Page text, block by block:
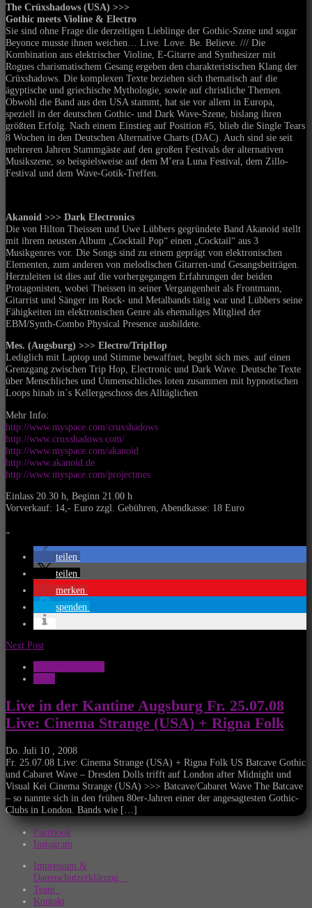
The Crüxshadows (USA) >>>
Gothic meets Violine & Electro
Sie sind ohne Frage die derzeitigen Lieblinge der Gothic-Szene und sogar
Beyonce musste ihnen weichen… Live. Love. Be. Believe. /// Die
Kombination aus elektrischer Violine, E-Gitarre and Synthesizer mit
Rogues charismatischem Gesang ergeben den charakteristischen Klang der
Crüxshadows. Die komplexen Texte beziehen sich thematisch auf die
ägyptische und griechische Mythologie, sowie auf christliche Themen.
Obwohl die Band aus den USA stammt, hat sie vor allem in Europa,
speziell in der deutschen Gothic- und Dark Wave-Szene, bislang ihren
größten Erfolg. Nach einem Einstieg auf Position #5, blieb die Single Tears
8 Wochen in den Deutschen Alternative Charts (DAC). Auch sind sie seit
mehreren Jahren Stammgäste auf den großen Festivals der alternativen
Musikszene, so beispielsweise auf dem M’era Luna Festival, dem Zillo-
Festival und dem Wave-Gotik-Treffen.
Akanoid >>> Dark Electronics
Die von Hilton Theissen und Uwe Lübbers gegründete Band Akanoid stellt
mit ihrem neusten Album „Cocktail Pop“ einen „Cocktail“ aus 3
Musikgenres vor. Die Songs sind zu einem geprägt von elektronischen
Elementen, zum anderen von melodischen Gitarren-und Gesangsbeiträgen.
Herzuleiten ist dies auf die vorhergegangen Erfahrungen der beiden
Protagonisten, wobei Theissen in seiner Vergangenheit als Frontmann,
Gitarrist und Sänger im Rock- und Metalbands tätig war und Lübbers seine
Fähigkeiten im elektronischen Genre als ehemaliges Mitglied der
EBM/Synth-Combo Physical Presence ausbildete.
Mes. (Augsburg) >>> Electro/TripHop
Lediglich mit Laptop und Stimme bewaffnet, begibt sich mes. auf einen
Grenzgang zwischen Trip Hop, Electronic und Dark Wave. Deutsche Texte
über Menschliches und Unmenschliches loten zusammen mit hypnotischen
Loops hinab in`s Kellergeschoss des Alltäglichen
Mehr Info:
http://www.myspace.com/cruxshadows
http://www.cruxshadows.com/
http://www.myspace.com/akanoid
http://www.akanoid.de
http://www.myspace.com/projectmes
Einlass 20.30 h, Beginn 21.00 h
Vorverkauf: 14,- Euro zzgl. Gebühren, Abendkasse: 18 Euro
„
teilen
teilen
merken
spenden
Next Post
Live in der Kantine Augsburg Fr. 25.07.08
Live: Cinema Strange (USA) + Rigna Folk
Do. Juli 10 , 2008
Fr. 25.07.08 Live: Cinema Strange (USA) + Rigna Folk US Batcave Gothic
und Cabaret Wave – Dresden Dolls trifft auf London after Midnight und
Visual Kei Cinema Strange (USA) >>> Batcave/Cabaret Wave The Batcave
– so nannte sich in den frühen 80er-Jahren einer der angesagtesten Gothic-
Clubs in London. Bands wie […]
Facebook
Instagram
Impressum &
Datenschutzerklärung
Team
Kontakt